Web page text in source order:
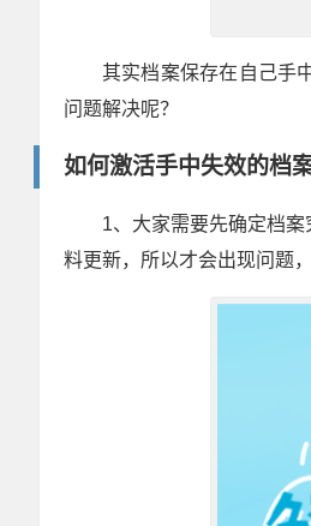
其实档案保存在自己手
问题解决呢？
如何激活手中失效的档案
1、大家需要先确定档
料更新，所以才会出现问题